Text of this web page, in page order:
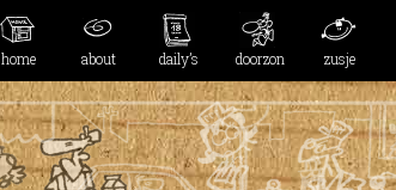
home about daily’s doorzon zusje